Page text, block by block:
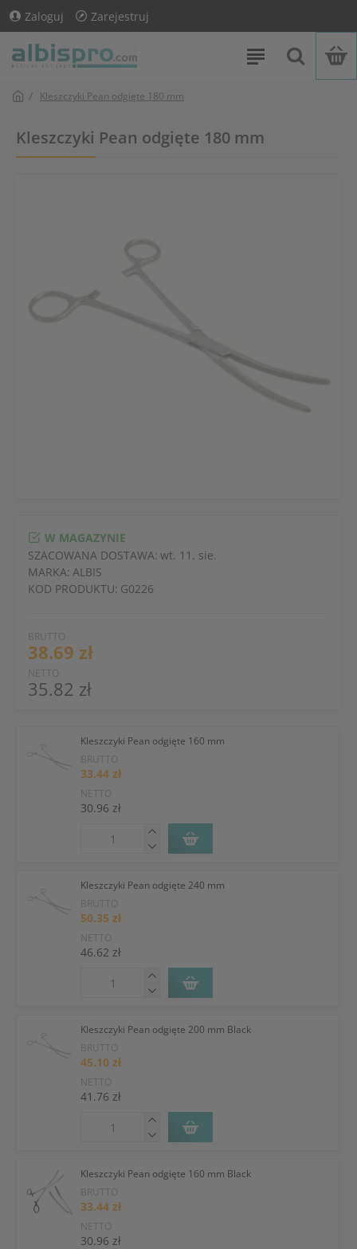
Zaloguj Zarejestruj
Kleszczyki Pean odgięte 180 mm
Kleszczyki Pean odgięte 180 mm
BRUTTO
38.69 zł
NETTO
35.82 zł
W MAGAZYNIE
SZACOWANA DOSTAWA: wt. 11. sie.
MARKA: ALBIS
KOD PRODUKTU: G0226
Kleszczyki Pean odgięte 160 mm
BRUTTO
33.44 zł
NETTO
30.96 zł
Kleszczyki Pean odgięte 240 mm
BRUTTO
50.35 zł
NETTO
46.62 zł
Kleszczyki Pean odgięte 200 mm Black
BRUTTO
45.10 zł
NETTO
41.76 zł
Kleszczyki Pean odgięte 160 mm Black
BRUTTO
33.44 zł
NETTO
30.96 zł